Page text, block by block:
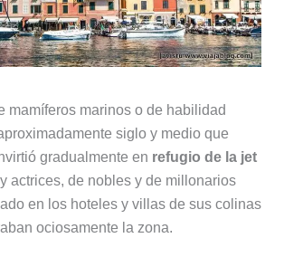
mamíferos marinos o de habilidad
siglo y medio que
gradualmente en refugio de la jet
actrices, de nobles y de millonarios
en los hoteles y villas de sus colinas
ociosamente la zona.